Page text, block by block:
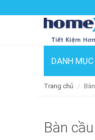
DANH
Trang chủ
Bàn